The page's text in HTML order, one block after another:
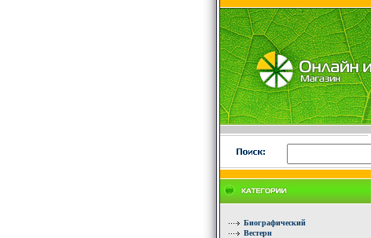
Биографический
Вестерн